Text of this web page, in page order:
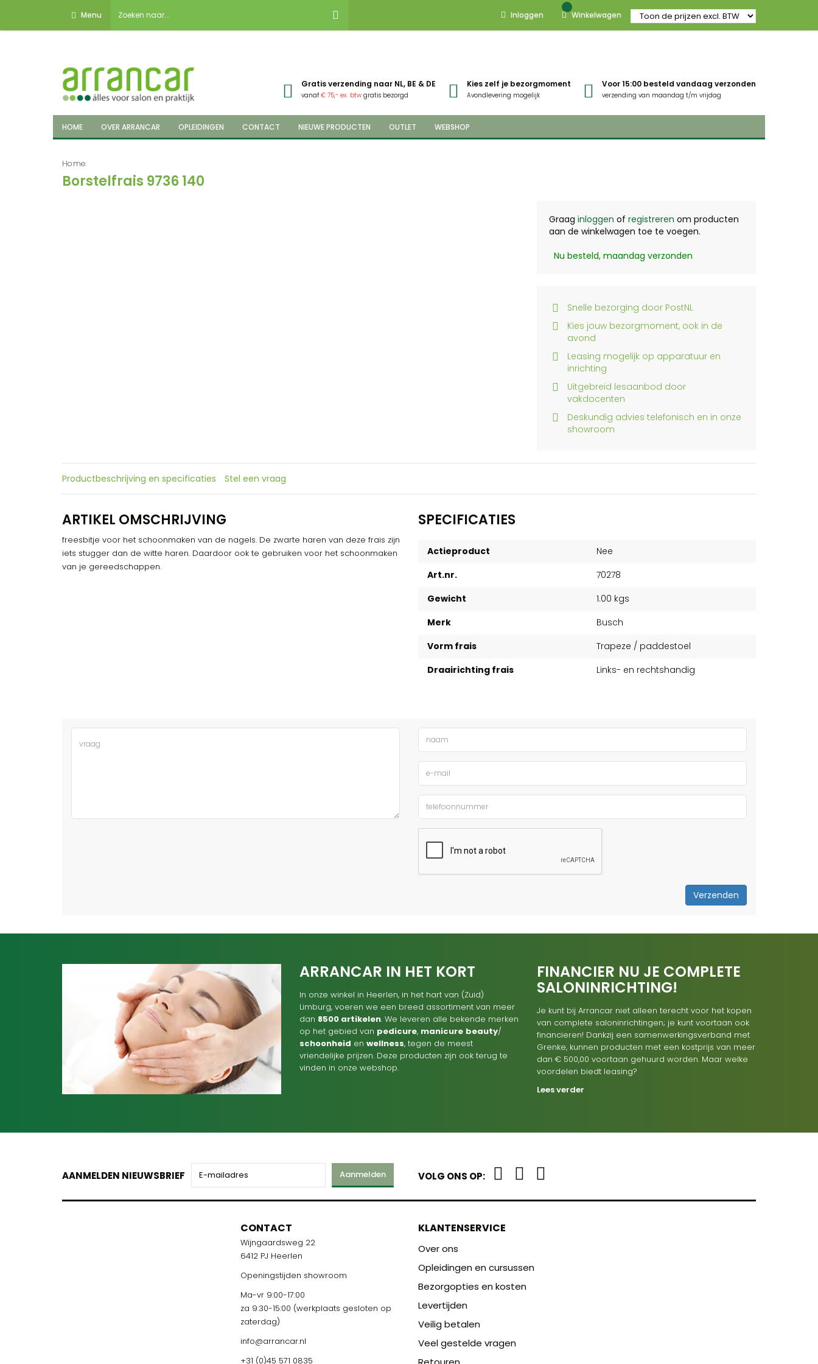
Menu Inloggen Winkelwagen
Gratis verzending naar NL, BE & DE
vanaf€ 75,- ex. btw gratis bezorgd
Kies zelf je bezorgmoment
Avondlevering mogelijk
Voor 15:00 besteld vandaag verzonden
verzending van maandag t/m vrijdag
HOME OVER ARRANCAR OPLEIDINGEN CONTACT NIEUWE PRODUCTEN OUTLET WEBSHOP
Home
Borstelfrais 9736 140
Graag inloggen of registreren om producten
aan de winkelwagen toe te voegen.
Nu besteld, maandag verzonden
Snelle bezorging door PostNL
Kies jouw bezorgmoment, ook in de
avond
Leasing mogelijk op apparatuur en
inrichting
Uitgebreid lesaanbod door
vakdocenten
Deskundig advies telefonisch en in onze
showroom
Productbeschrijving en specificaties Stel een vraag
ARTIKEL OMSCHRIJVING
freesbitje voor het schoonmaken van de nagels. De zwarte haren van deze frais zijn
iets stugger dan de witte haren. Daardoor ook te gebruiken voor het schoonmaken
van je gereedschappen.
SPECIFICATIES
Actieproduct
Nee
Art.nr.
70278
Gewicht
1.00 kgs
Merk
Busch
Vorm frais
Trapeze / paddestoel
Draairichting frais
Links- en rechtshandig
Verzenden
ARRANCAR IN HET KORT
In onze winkel in Heerlen, in het hart van (Zuid)
Limburg, voeren we een breed assortiment van meer
dan 8500 artikelen. We leveren alle bekende merken
op het gebied van pedicure, manicure beauty/
schoonheid en wellness, tegen de meest
vriendelijke prijzen. Deze producten zijn ook terug te
vinden in onze webshop.
FINANCIER NU JE COMPLETE
SALONINRICHTING!
Je kunt bij Arrancar niet alleen terecht voor het kopen
van complete saloninrichtingen; je kunt voortaan ook
financieren! Dankzij een samenwerkingsverband met
Grenke, kunnen producten met een kostprijs van meer
dan € 500,00 voortaan gehuurd worden. Maar welke
voordelen biedt leasing?
Lees verder
AANMELDEN NIEUWSBRIEF Aanmelden VOLG ONS OP:
CONTACT
Wijngaardsweg 22
6412 PJ Heerlen
Openingstijden showroom
Ma-vr 9:00-17:00
za 9:30-15:00 (werkplaats gesloten op
zaterdag)
info@arrancar.nl
+31 (0)45 571 0835
KLANTENSERVICE
Over ons
Opleidingen en cursussen
Bezorgopties en kosten
Levertijden
Veilig betalen
Veel gestelde vragen